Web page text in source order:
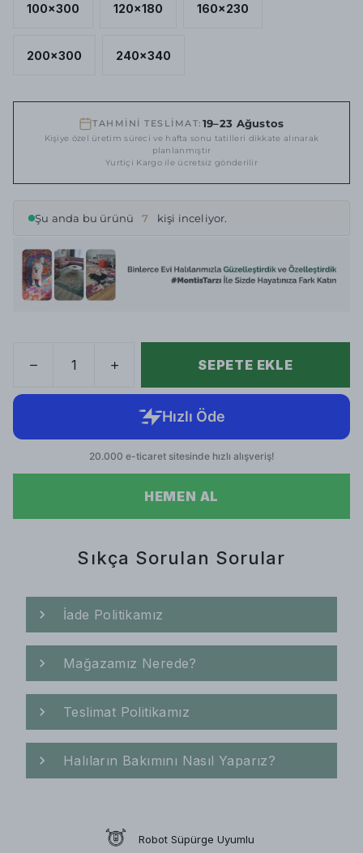
100x300 120x180 160x230
200x300 240x340
TAHMİNİ TESLİMAT: 19–23 Ağustos
Kişiye özel üretim süreci ve hafta sonu tatilleri dikkate alınarak
planlanmıştır
Yurtiçi Kargo ile ücretsiz gönderilir
Şu anda bu ürünü 7 kişi inceliyor.
SEPETE EKLE
HEMEN AL
Sıkça Sorulan Sorular
İade Politikamız
Mağazamız Nerede?
Teslimat Politikamız
Halıların Bakımını Nasıl Yaparız?
Robot Süpürge Uyumlu